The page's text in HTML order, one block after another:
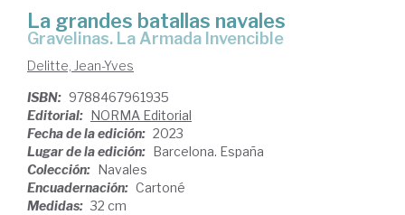
La grandes batallas navales
Gravelinas. La Armada Invencible
Delitte, Jean-Yves
ISBN: 9788467961935
Editorial: NORMA Editorial
Fecha de la edición: 2023
Lugar de la edición: Barcelona. España
Colección: Navales
Encuadernación: Cartoné
Medidas: 32 cm